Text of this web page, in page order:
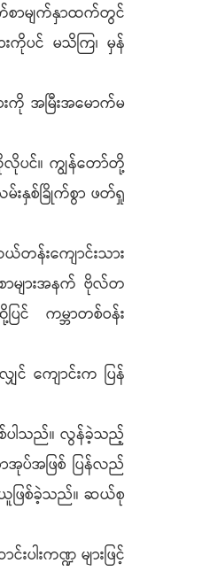
စာမျက်နှာထက်တွင်
ကိုပင် မသိကြ၊ မှန်
ကို အမြီးအမောက်မ
လိုပင်။ ကျွန်တော်တို့
းနှစ်ခြိုက်စွာ ဖတ်ရှု
တန်းကျောင်းသား
ာများအနက် ဗိုလ်တ
င် ကမ္ဘာတစ်ဝန်း
ကျောင်းက ပြန်
စ်ပါသည်။ လွန်ခဲ့သည့်
အုပ်အဖြစ် ပြန်လည်
ဖြစ်ခဲ့သည်။ ဆယ်စု
ါးကဏ္ဍ များဖြင့်